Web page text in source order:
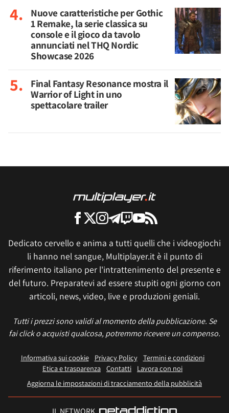
Nuove caratteristiche per Gothic
1 Remake, la serie classica su
console e il gioco da tavolo
annunciati nel THQ Nordic
Showcase 2026
Final Fantasy Resonance mostra il
Warrior of Light in uno
spettacolare trailer
Dedicato cervello e anima a tutti quelli che i videogiochi
li hanno nel sangue, Multiplayer.it è il punto di
riferimento italiano per l'intrattenimento del presente e
del futuro. Preparatevi ad essere stupiti ogni giorno con
articoli, news, video, live e produzioni geniali.
Tutti i prezzi sono validi al momento della pubblicazione. Se
fai click o acquisti qualcosa, potremmo ricevere un compenso.
Informativa sui cookie Privacy Policy
Termini e condizioni
Etica e trasparenza Contatti
Lavora con noi
Aggiorna le impostazioni di tracciamento della pubblicità